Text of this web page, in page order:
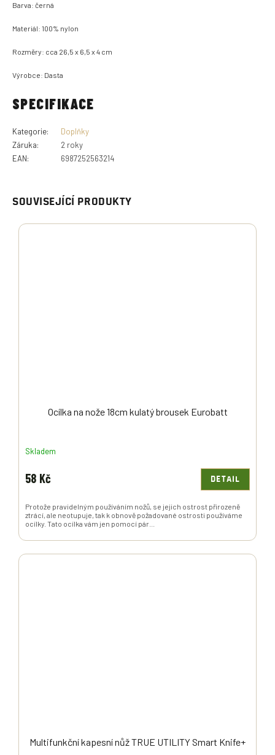
SOUVISEJÍCÍ PRODUKTY
Ocílka na nože 18cm kulatý brousek Eurobatt
Skladem
58 Kč DETAIL
Protože pravidelným používáním nožů, se jejich ostrost přirozeně
ztrácí, ale neotupuje, tak k obnově požadované ostrosti používáme
ocílky. Tato ocílka vám jen pomocí pár...
Multifunkční kapesní nůž TRUE UTILITY Smart Knife+
Barva: černá
Materiál: 100% nylon
Rozměry: cca 26,5 x 6,5 x 4 cm
Výrobce: Dasta
SPECIFIKACE
Kategorie:
Doplňky
Záruka:
2 roky
EAN: 6987252563214